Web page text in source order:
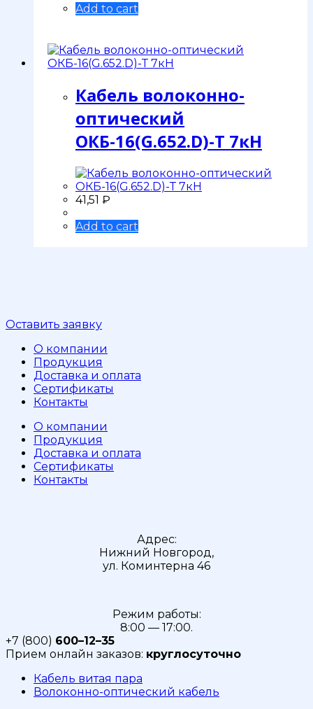
Add to cart
Кабель волоконно-
оптический
ОКБ-16(G.652.D)-Т 7кН
41,51 ₽
Add to cart
Оставить заявку
О компании
Продукция
Доставка и оплата
Сертификаты
Контакты
О компании
Продукция
Доставка и оплата
Сертификаты
Контакты
Адрес:
Нижний Новгород,
ул. Коминтерна 46
Режим работы:
8:00 — 17:00.
+7 (800) 600–12–35
Прием онлайн заказов: круглосуточно
Кабель витая пара
Волоконно-оптический кабель